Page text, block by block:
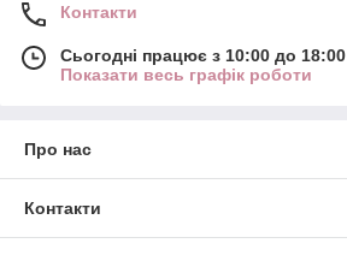
Контакти
Сьогодні працює з 10:00 до 18:00
Показати весь графік роботи
Про нас
Контакти